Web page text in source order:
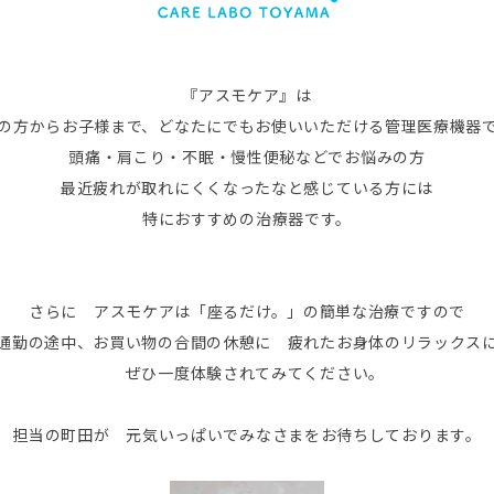
『アスモケア』は
方からお子様まで、どなたにでもお使いいただける管理医療機器で
頭痛・肩こり・不眠・慢性便秘などでお悩みの方
最近疲れが取れにくくなったなと感じている方には
特におすすめの治療器です。
さらに アスモケアは「座るだけ。」の簡単な治療ですので
勤の途中、お買い物の合間の休憩に 疲れたお身体のリラックス
ぜひ一度体験されてみてください。
担当の町田が 元気いっぱいでみなさまをお待ちしております。